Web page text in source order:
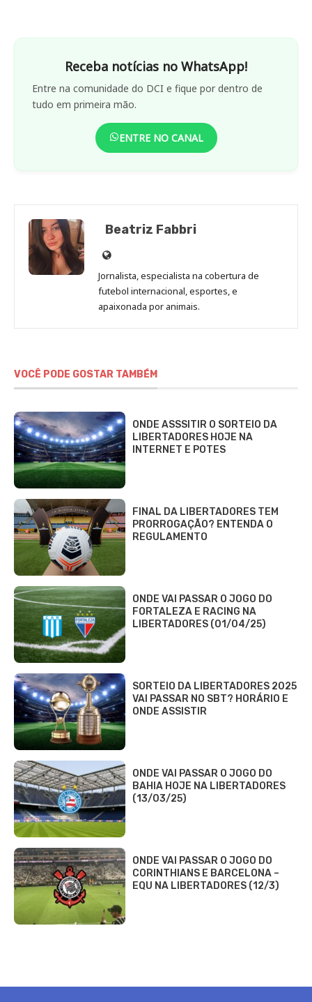
Receba notícias no WhatsApp!
Entre na comunidade do DCI e fique por dentro de
tudo em primeira mão.
ENTRE NO CANAL
Beatriz Fabbri
Site
de
Beatriz
Fabbri
Jornalista, especialista na cobertura de
futebol internacional, esportes, e
apaixonada por animais.
VOCÊ PODE GOSTAR TAMBÉM
ONDE ASSSITIR O SORTEIO DA
LIBERTADORES HOJE NA
INTERNET E POTES
FINAL DA LIBERTADORES TEM
PRORROGAÇÃO? ENTENDA O
REGULAMENTO
ONDE VAI PASSAR O JOGO DO
FORTALEZA E RACING NA
LIBERTADORES (01/04/25)
SORTEIO DA LIBERTADORES 2025
VAI PASSAR NO SBT? HORÁRIO E
ONDE ASSISTIR
ONDE VAI PASSAR O JOGO DO
BAHIA HOJE NA LIBERTADORES
(13/03/25)
ONDE VAI PASSAR O JOGO DO
CORINTHIANS E BARCELONA –
EQU NA LIBERTADORES (12/3)